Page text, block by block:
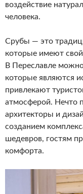
воздействие
человека.
Срубы — это
которые имеют
В Переславле
которые являются
привлекают
атмосферой. Нечто
архитекторы и
созданием
шедевров, гостям
комфорта.